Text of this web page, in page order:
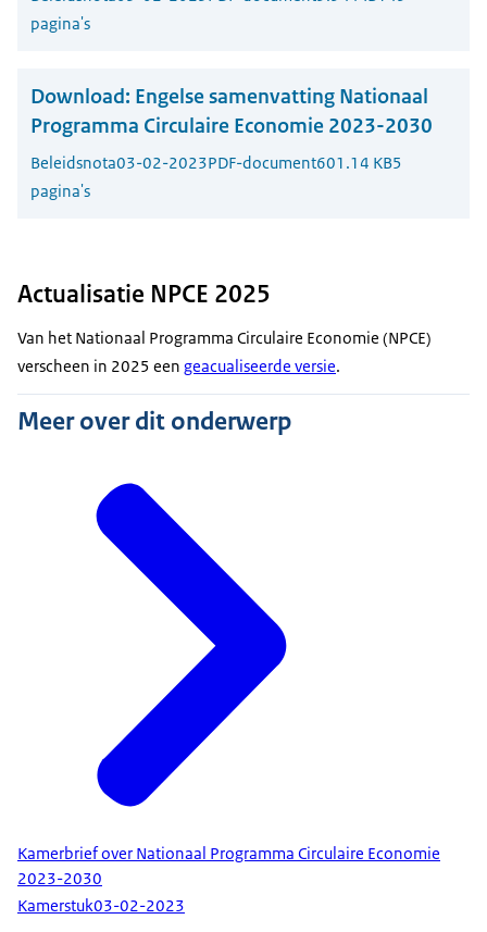
pagina's
Download: Engelse samenvatting Nationaal
Programma Circulaire Economie 2023-2030
Beleidsnota03-02-2023PDF-document601.14 KB5
pagina's
Actualisatie NPCE 2025
Van het Nationaal Programma Circulaire Economie (NPCE)
verscheen in 2025 een geacualiseerde versie.
Meer over dit onderwerp
Kamerbrief over Nationaal Programma Circulaire Economie
2023-2030
Kamerstuk03-02-2023